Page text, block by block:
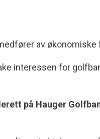
av
interessen for
på Hauger